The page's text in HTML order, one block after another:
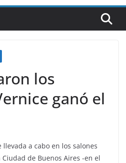
los
ganó el
a cabo en los salones
de Buenos Aires -en el